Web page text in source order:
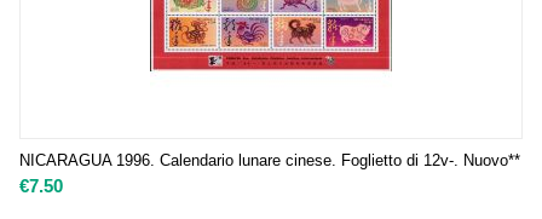
NICARAGUA 1996. Calendario lunare cinese. Foglietto di 12v-. Nuovo**
€7.50